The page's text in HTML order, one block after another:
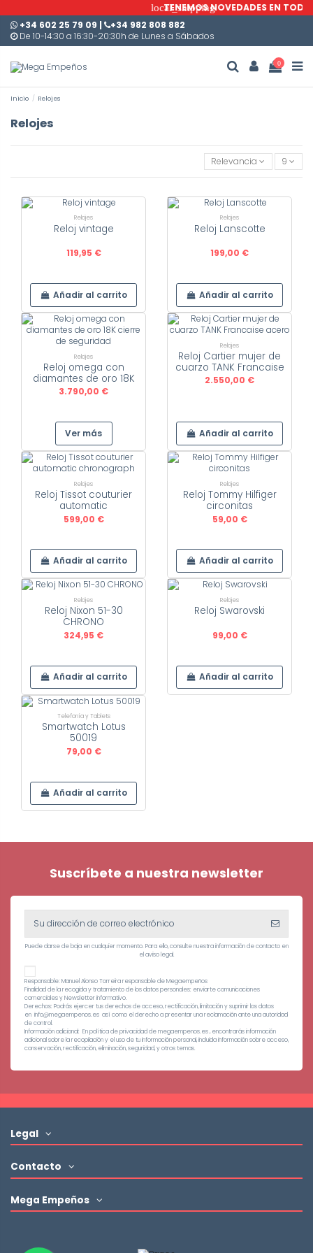
local_shipping
TENEMOS NOVEDADES EN
+34 602 25 79 09 |
+34 982 808 882
De 10-14:30 a 16:30-20:30h de Lunes a Sábados
0
Inicio Relojes
Relojes
Relevancia 9
Relojes
Reloj vintage
119,95 €
Añadir al carrito
Relojes
Reloj Lanscotte
199,00 €
Añadir al carrito
Relojes
Reloj omega con
diamantes de oro 18K
cierre de seguridad
3.790,00 €
Ver más
Relojes
Reloj Cartier mujer de
cuarzo TANK Francaise
acero
2.550,00 €
Añadir al carrito
Relojes
Reloj Tissot couturier
automatic
chronograph
599,00 €
Añadir al carrito
Relojes
Reloj Tommy Hilfiger
circonitas
59,00 €
Añadir al carrito
Relojes
Reloj Nixon 51-30
CHRONO
324,95 €
Añadir al carrito
Relojes
Reloj Swarovski
99,00 €
Añadir al carrito
Telefonía y Tablets
Smartwatch Lotus
50019
79,00 €
Añadir al carrito
Suscríbete a nuestra newsletter
Puede darse de baja en cualquier momento. Para ello, consulte nuestra información de contacto en
el aviso legal.
Responsable: Manuel Alonso Torreira responsable de Megaempeños
Finalidad de la recogida y tratamiento de los datos personales: enviarte comunicaciones
comerciales y Newsletter informativo.
Derechos: Podrás ejercer tus derechos de acceso, rectificación, limitación y suprimir los datos
en info@megaempenos.es así como el derecho a presentar una reclamación ante una autoridad
de control.
Información adicional: En política de privacidad de megaempenos.es , encontrarás información
adicional sobre la recopilación y el uso de tu información personal, incluida información sobre acceso,
conservación, rectificación, eliminación, seguridad, y otros temas.
Legal
Contacto
Mega Empeños